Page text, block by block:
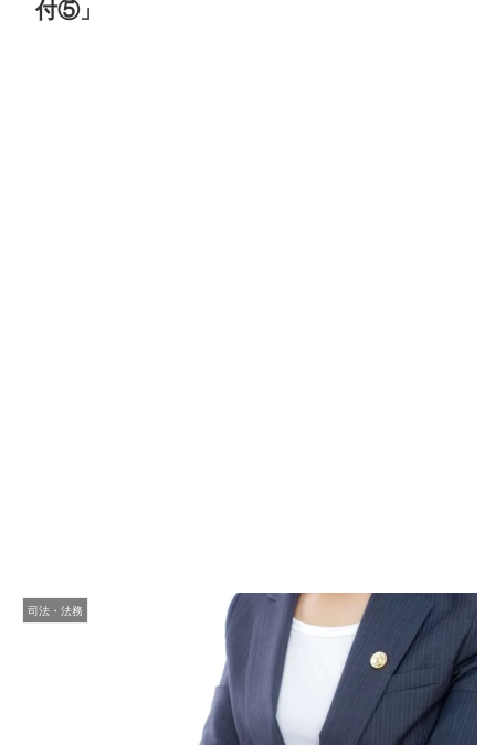
付⑤」
司法・法務